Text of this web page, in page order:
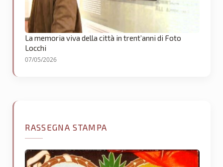
La memoria viva della città in trent’anni di Foto
Locchi
07/05/2026
RASSEGNA STAMPA